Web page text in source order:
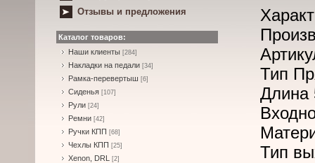
Отзывы и предложения
Каталог товаров:
Наши клиенты [284]
Накладки на педали [34]
Рамка-перевертыш [6]
Сиденья [107]
Рули [24]
Ремни [42]
Ручки КПП [68]
Чехлы КПП [25]
Xenon, DRL [2]
Тип
Длина
Тип